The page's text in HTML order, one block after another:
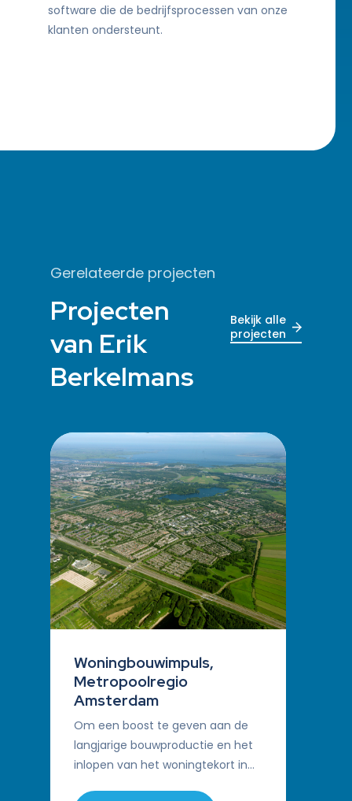
software die de bedrijfsprocessen van onze
klanten ondersteunt.
Gerelateerde projecten
Projecten
van Erik
Berkelmans
Bekijk alle
projecten
Woningbouwimpuls,
Metropoolregio
Amsterdam
Om een boost te geven aan de
langjarige bouwproductie en het
inlopen van het woningtekort in